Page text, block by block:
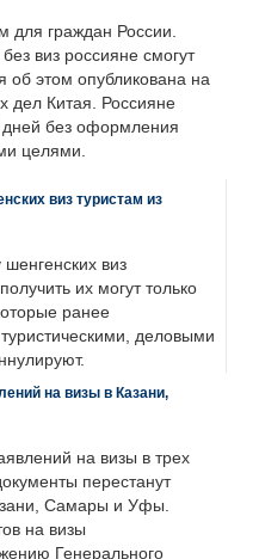
для граждан России.
виз россияне смогут
этом опубликована на
дел Китая. Россияне
дней без оформления
целями.
виз туристам из
виз
их могут только
ранее
деловыми
на визы в Казани,
на визы в трех
перестанут
Самары и Уфы.
на визы
Генерального